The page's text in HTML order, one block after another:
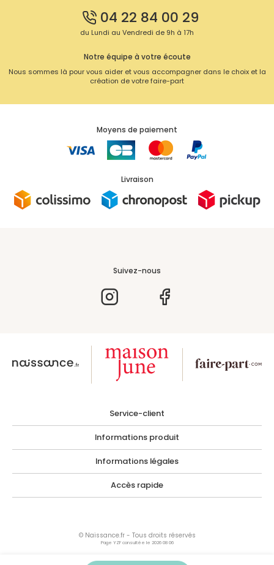
04 22 84 00 29
du Lundi au Vendredi de 9h à 17h
Notre équipe à votre écoute
Nous sommes là pour vous aider et vous accompagner dans le choix et la
création de votre faire-part
Moyens de paiement
Livraison
Suivez-nous
Service-client
Informations produit
Informations légales
Accès rapide
© Naissance.fr - Tous droits réservés
Page YZF consultée le 2026 08 06